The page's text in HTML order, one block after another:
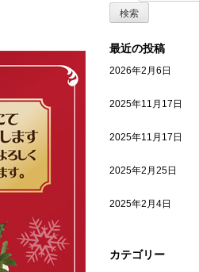
最近の投稿
2026年2月6日
2025年11月17日
2025年11月17日
2025年2月25日
2025年2月4日
カテゴリー